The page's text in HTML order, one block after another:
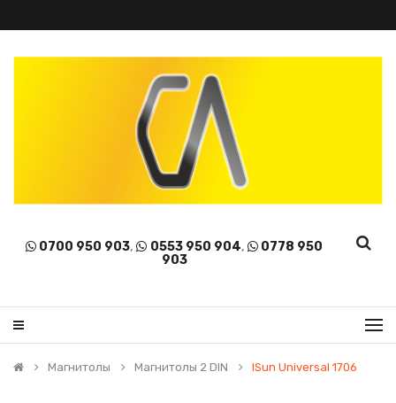
0700 950 903, 0553 950 904,
0778 950
903
Магнитолы Магнитолы 2 DIN ISun Universal 1706